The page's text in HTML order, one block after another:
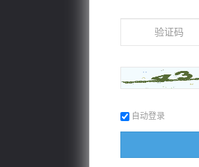
自动登录